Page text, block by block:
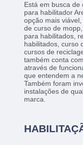
Está em busca
para habilitador
opção mais
de curso de
para habilitados,
habilitados, curso
cursos de
também conta
através de
que entendem a
Também foram
instalações de
marca.